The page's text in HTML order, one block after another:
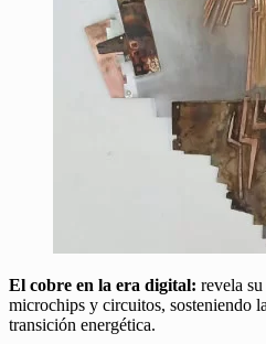
El cobre en la era digital: revela
microchips y circuitos, sosteniendo
transición energética.